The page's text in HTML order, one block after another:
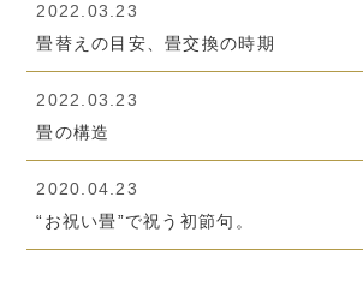
2022.03.23
畳替えの目安、畳交換の時期
2022.03.23
畳の構造
2020.04.23
“お祝い畳”で祝う初節句。